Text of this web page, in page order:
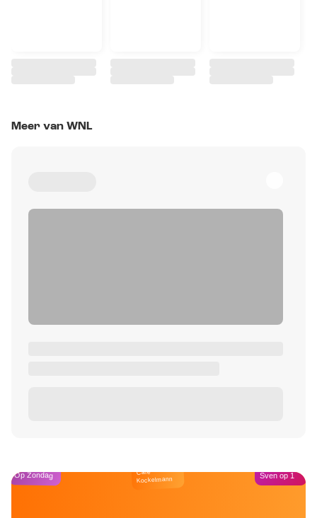
Meer van WNL
Op Zondag Café
Kockelmann Sven op 1